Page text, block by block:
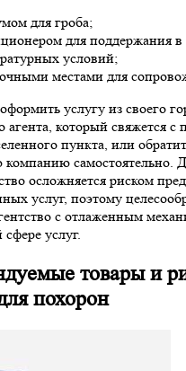
для гроба;
для поддержания
условий;
местами для
услугу из своего
агента, который свяжется
пункта, или
компанию самостоятельно.
осложняется риском
услуг, поэтому
с отлаженным
услуг.
товары и
похорон